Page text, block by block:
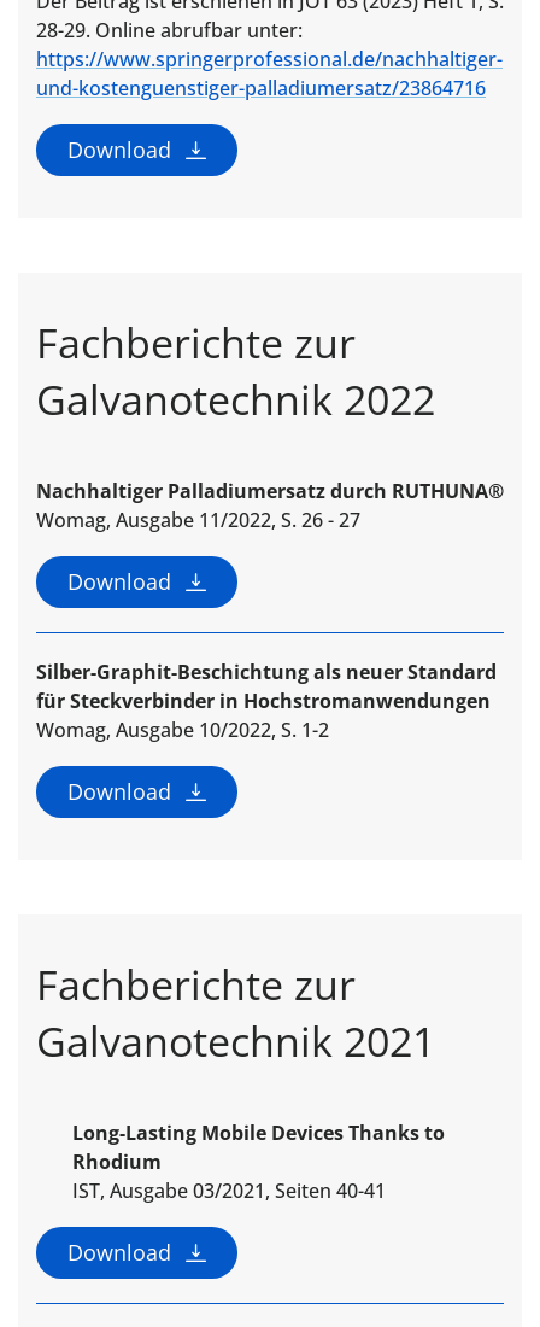
28-29. Online abrufbar unter:
https://www.springerprofessional.de/nachhaltiger-
und-kostenguenstiger-palladiumersatz/23864716
Download
Fachberichte zur
Galvanotechnik 2022
Nachhaltiger Palladiumersatz durch RUTHUNA®
Womag, Ausgabe 11/2022, S. 26 - 27
Download
Silber-Graphit-Beschichtung als neuer Standard
für Steckverbinder in Hochstromanwendungen
Womag, Ausgabe 10/2022, S. 1-2
Download
Fachberichte zur
Galvanotechnik 2021
Long-Lasting Mobile Devices Thanks to
Rhodium
IST, Ausgabe 03/2021, Seiten 40-41
Download